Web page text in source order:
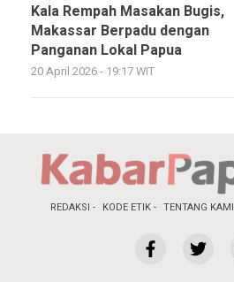
Kala Rempah Masakan Bugis,
Makassar Berpadu dengan
Panganan Lokal Papua
20 April 2026 - 19:17 WIT
REDAKSI KODE ETIK TENTANG KAMI